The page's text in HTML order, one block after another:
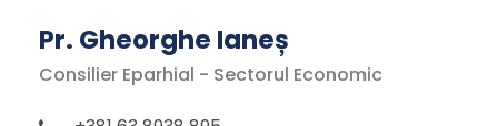
Pr. Gheorghe Ianeș
Consilier Eparhial - Sectorul Economic